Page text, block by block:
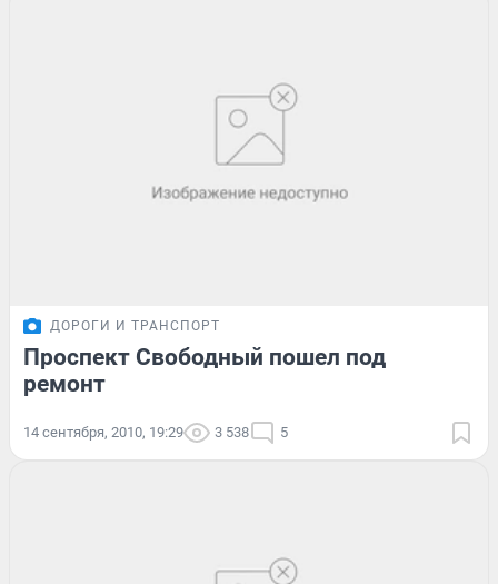
ДОРОГИ И ТРАНСПОРТ
Проспект Свободный пошел под
ремонт
14 сентября, 2010, 19:29 3 538 5